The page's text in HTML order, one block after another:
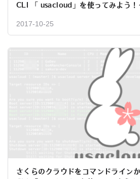
CLI 「 usacloud」を使ってみよう！
2017-10-25
さくらのクラウドをコマンドライン